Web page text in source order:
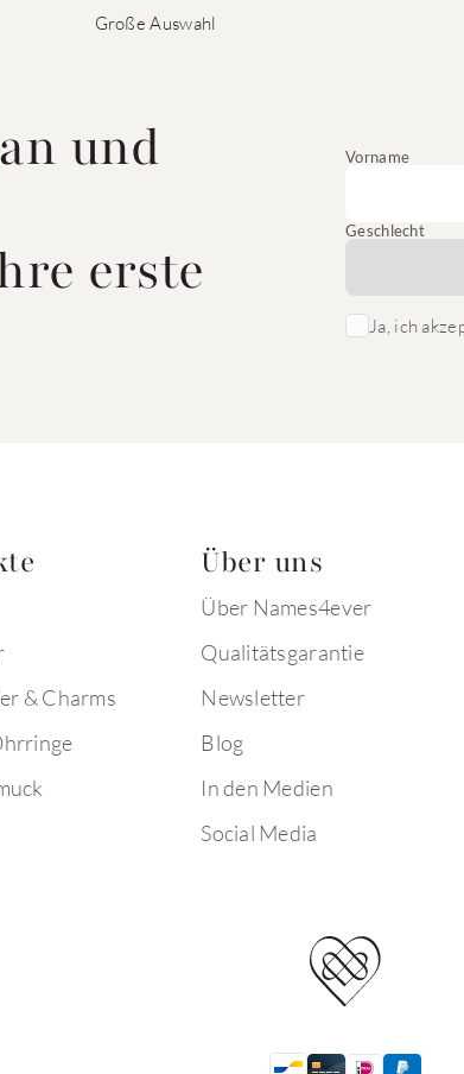
Große Auswahl
und
erste
Vorname
Geschlecht
Ja, ich
& Charms
Über uns
Über Names4ever
Qualitätsgarantie
Newsletter
Blog
In den Medien
Social Media